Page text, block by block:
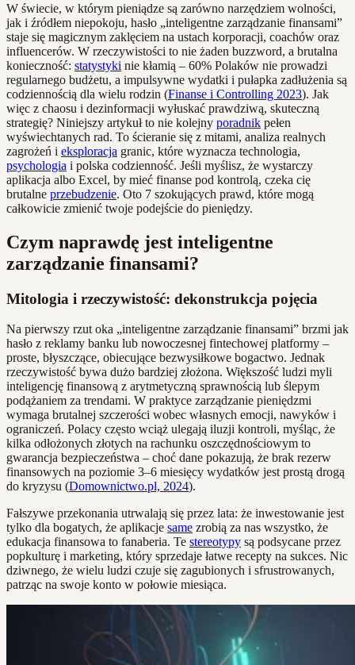
W świecie, w którym pieniądze są zarówno narzędziem wolności,
jak i źródłem niepokoju, hasło „inteligentne zarządzanie finansami”
staje się magicznym zaklęciem na ustach korporacji, coachów oraz
influencerów. W rzeczywistości to nie żaden buzzword, a brutalna
konieczność: statystyki nie kłamią – 60% Polaków nie prowadzi
regularnego budżetu, a impulsywne wydatki i pułapka zadłużenia są
codziennością dla wielu rodzin (Finanse i Controlling 2023). Jak
więc z chaosu i dezinformacji wyłuskać prawdziwą, skuteczną
strategię? Niniejszy artykuł to nie kolejny poradnik pełen
wyświechtanych rad. To ścieranie się z mitami, analiza realnych
zagrożeń i eksploracja granic, które wyznacza technologia,
psychologia i polska codzienność. Jeśli myślisz, że wystarczy
aplikacja albo Excel, by mieć finanse pod kontrolą, czeka cię
brutalne przebudzenie. Oto 7 szokujących prawd, które mogą
całkowicie zmienić twoje podejście do pieniędzy.
Czym naprawdę jest inteligentne
zarządzanie finansami?
Mitologia i rzeczywistość: dekonstrukcja pojęcia
Na pierwszy rzut oka „inteligentne zarządzanie finansami” brzmi jak
hasło z reklamy banku lub nowoczesnej fintechowej platformy –
proste, błyszczące, obiecujące bezwysiłkowe bogactwo. Jednak
rzeczywistość bywa dużo bardziej złożona. Większość ludzi myli
inteligencję finansową z arytmetyczną sprawnością lub ślepym
podążaniem za trendami. W praktyce zarządzanie pieniędzmi
wymaga brutalnej szczerości wobec własnych emocji, nawyków i
ograniczeń. Polacy często wciąż ulegają iluzji kontroli, myśląc, że
kilka odłożonych złotych na rachunku oszczędnościowym to
gwarancja bezpieczeństwa – choć dane pokazują, że brak rezerw
finansowych na poziomie 3–6 miesięcy wydatków jest prostą drogą
do kryzysu (Domownictwo.pl, 2024).
Fałszywe przekonania utrwalają się przez lata: że inwestowanie jest
tylko dla bogatych, że aplikacje same zrobią za nas wszystko, że
edukacja finansowa to fanaberia. Te stereotypy są podsycane przez
popkulturę i marketing, który sprzedaje łatwe recepty na sukces. Nic
dziwnego, że wielu ludzi czuje się zagubionych i sfrustrowanych,
patrząc na swoje konto w połowie miesiąca.